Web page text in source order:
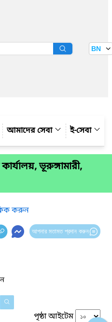
বাতায়ন BN
আমাদের সেবা ই-সেবা
ভূরুঙ্গামারী,
করুন
আপনার মতামত প্রদান করুন
পৃষ্ঠা আইটেম